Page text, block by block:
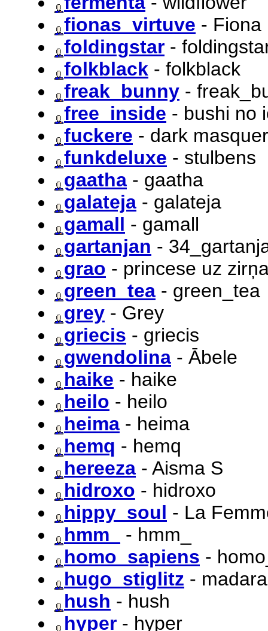
fionas_virtuve - Fiona
foldingstar -
folkblack - folkblack
freak_bunny -
free_inside - bushi no
fuckere - dark
funkdeluxe - stulbens
gaatha - gaatha
galateja - galateja
gamall - gamall
gartanjan -
grao - princese uz
green_tea - green_tea
grey - Grey
griecis - griecis
gwendolina - Ābele
haike - haike
heilo - heilo
heima - heima
hemq - hemq
hereeza - Aisma S
hidroxo - hidroxo
hippy_soul - La
hmm_
- hmm_
homo_sapiens -
hugo_stiglitz - madara
hush - hush
hyper - hyper